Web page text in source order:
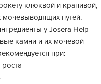
клюквой и крапивой,
путей.
у Josera Help
камни и их мочевой
при: